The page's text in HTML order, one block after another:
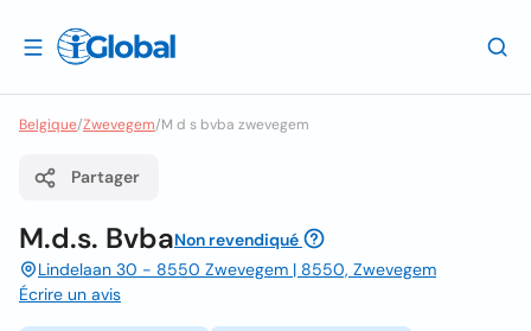
Belgique/Zwevegem/M d s bvba zwevegem
Partager
M.d.s. BvbaNon revendiqué
Lindelaan 30 - 8550 Zwevegem | 8550, Zwevegem
Écrire un avis